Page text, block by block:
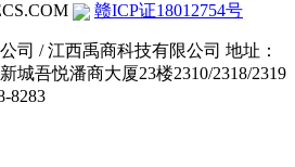
赣ICP证18012754号
司 / 江西禹商科技有限公司 地址：
城吾悦潘商大厦23楼2310/2318/2319
8283